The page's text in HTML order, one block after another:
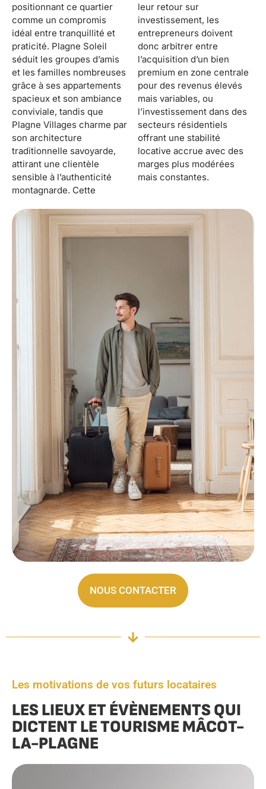
positionnant ce quartier
comme un compromis
idéal entre tranquillité et
praticité. Plagne Soleil
séduit les groupes d’amis
et les familles nombreuses
grâce à ses appartements
spacieux et son ambiance
conviviale, tandis que
Plagne Villages charme par
son architecture
traditionnelle savoyarde,
attirant une clientèle
sensible à l’authenticité
montagnarde. Cette
leur retour sur
investissement, les
entrepreneurs doivent
donc arbitrer entre
l’acquisition d’un bien
premium en zone centrale
pour des revenus élevés
mais variables, ou
l’investissement dans des
secteurs résidentiels
offrant une stabilité
locative accrue avec des
marges plus modérées
mais constantes.
NOUS CONTACTER
Les motivations de vos futurs locataires
LES LIEUX ET ÉVÈNEMENTS QUI
DICTENT LE TOURISME MÂCOT-
LA-PLAGNE